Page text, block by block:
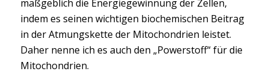
maßgeblich die Energiegewinnung der Zellen,
indem es seinen wichtigen biochemischen Beitrag
in der Atmungskette der Mitochondrien leistet.
Daher nenne ich es auch den „Powerstoff“ für die
Mitochondrien.